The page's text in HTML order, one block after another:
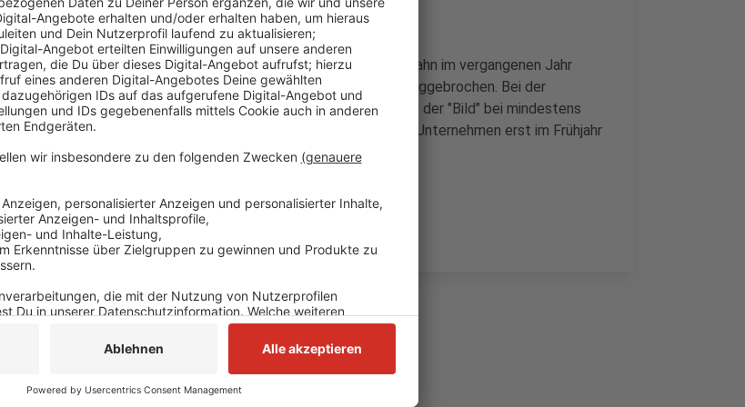
Nach einem Bericht der Deutschen Presseagentur sind der Ruhrbahn im vergangenen Jahr
durch die Pandemie rund 15 Millionen Euro Fahrgeldeinnahmen weggebrochen. Bei der
Rheinbahn soll das Minus im vergangenen Jahr nach einem Bericht der "Bild" bei mindestens
120 Millionen Euro liegen. Ein Rheinbahnsprecher sagte, dass das Unternehmen erst im Frühjahr
etwas zu den Zahlen sagen könne.